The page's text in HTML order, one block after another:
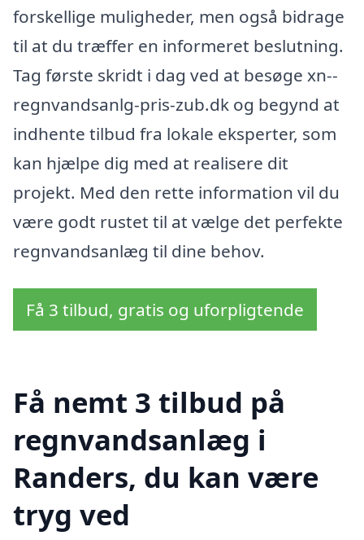
forskellige muligheder, men også bidrage
til at du træffer en informeret beslutning.
Tag første skridt i dag ved at besøge xn--
regnvandsanlg-pris-zub.dk og begynd at
indhente tilbud fra lokale eksperter, som
kan hjælpe dig med at realisere dit
projekt. Med den rette information vil du
være godt rustet til at vælge det perfekte
regnvandsanlæg til dine behov.
Få 3 tilbud, gratis og uforpligtende
Få nemt 3 tilbud på
regnvandsanlæg i
Randers, du kan være
tryg ved